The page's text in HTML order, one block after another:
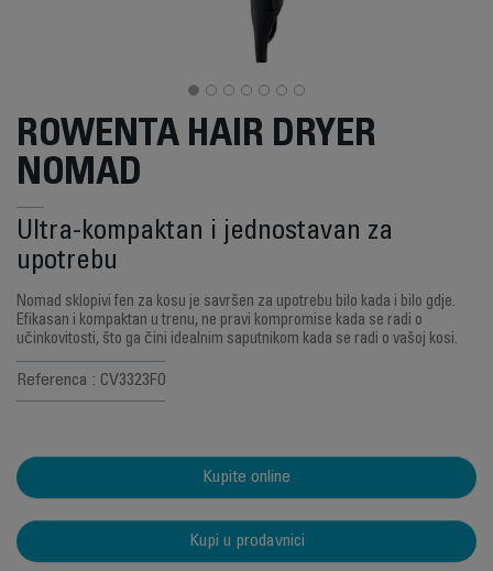
ROWENTA HAIR DRYER
NOMAD
Ultra-kompaktan i jednostavan za
upotrebu
Nomad sklopivi fen za kosu je savršen za upotrebu bilo kada i bilo gdje.
Efikasan i kompaktan u trenu, ne pravi kompromise kada se radi o
učinkovitosti, što ga čini idealnim saputnikom kada se radi o vašoj kosi.
Referenca : CV3323F0
Kupite online
Kupi u prodavnici